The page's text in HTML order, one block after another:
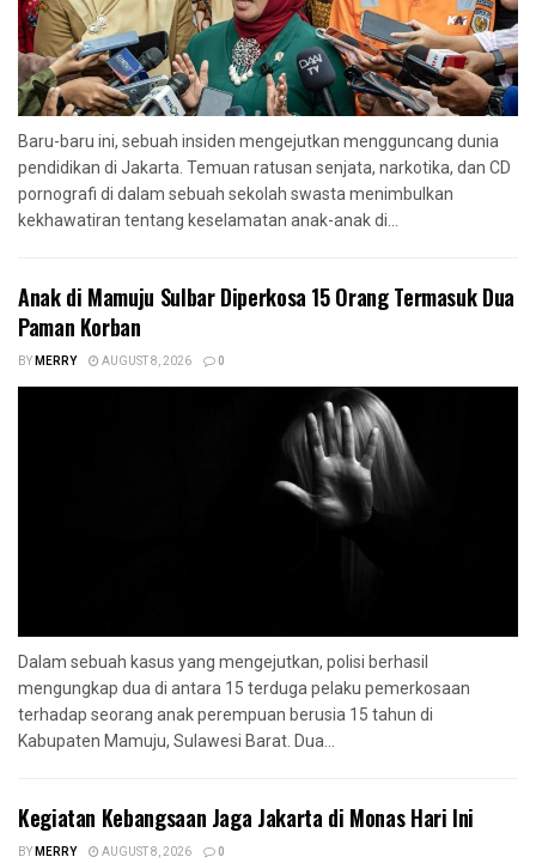
Baru-baru ini, sebuah insiden mengejutkan mengguncang dunia
pendidikan di Jakarta. Temuan ratusan senjata, narkotika, dan CD
pornografi di dalam sebuah sekolah swasta menimbulkan
kekhawatiran tentang keselamatan anak-anak di...
Anak di Mamuju Sulbar Diperkosa 15 Orang Termasuk Dua
Paman Korban
BYMERRY AUGUST 8, 2026 0
Dalam sebuah kasus yang mengejutkan, polisi berhasil
mengungkap dua di antara 15 terduga pelaku pemerkosaan
terhadap seorang anak perempuan berusia 15 tahun di
Kabupaten Mamuju, Sulawesi Barat. Dua...
Kegiatan Kebangsaan Jaga Jakarta di Monas Hari Ini
BYMERRY AUGUST 8, 2026 0